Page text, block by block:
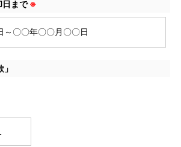
日まで ※